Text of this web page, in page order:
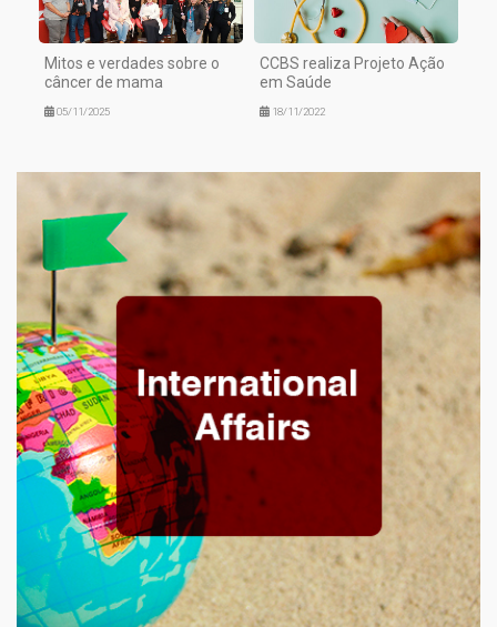
Mitos e verdades sobre o
câncer de mama
05/11/2025
CCBS realiza Projeto Ação
em Saúde
18/11/2022